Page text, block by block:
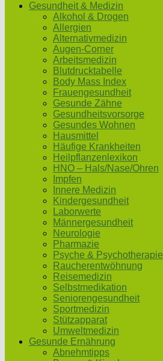
Gesundheit & Medizin
Alkohol & Drogen
Allergien
Alternativmedizin
Augen-Corner
Arbeitsmedizin
Blutdrucktabelle
Body Mass Index
Frauengesundheit
Gesunde Zähne
Gesundheitsvorsorge
Gesundes Wohnen
Hausmittel
Häufige Krankheiten
Heilpflanzenlexikon
HNO – Hals/Nase/Ohren
Impfen
Innere Medizin
Kindergesundheit
Laborwerte
Männergesundheit
Neurologie
Pharmazie
Psyche & Psychotherapie
Raucherentwöhnung
Reisemedizin
Selbstmedikation
Seniorengesundheit
Sportmedizin
Stützapparat
Umweltmedizin
Gesunde Ernährung
Abnehmtipps